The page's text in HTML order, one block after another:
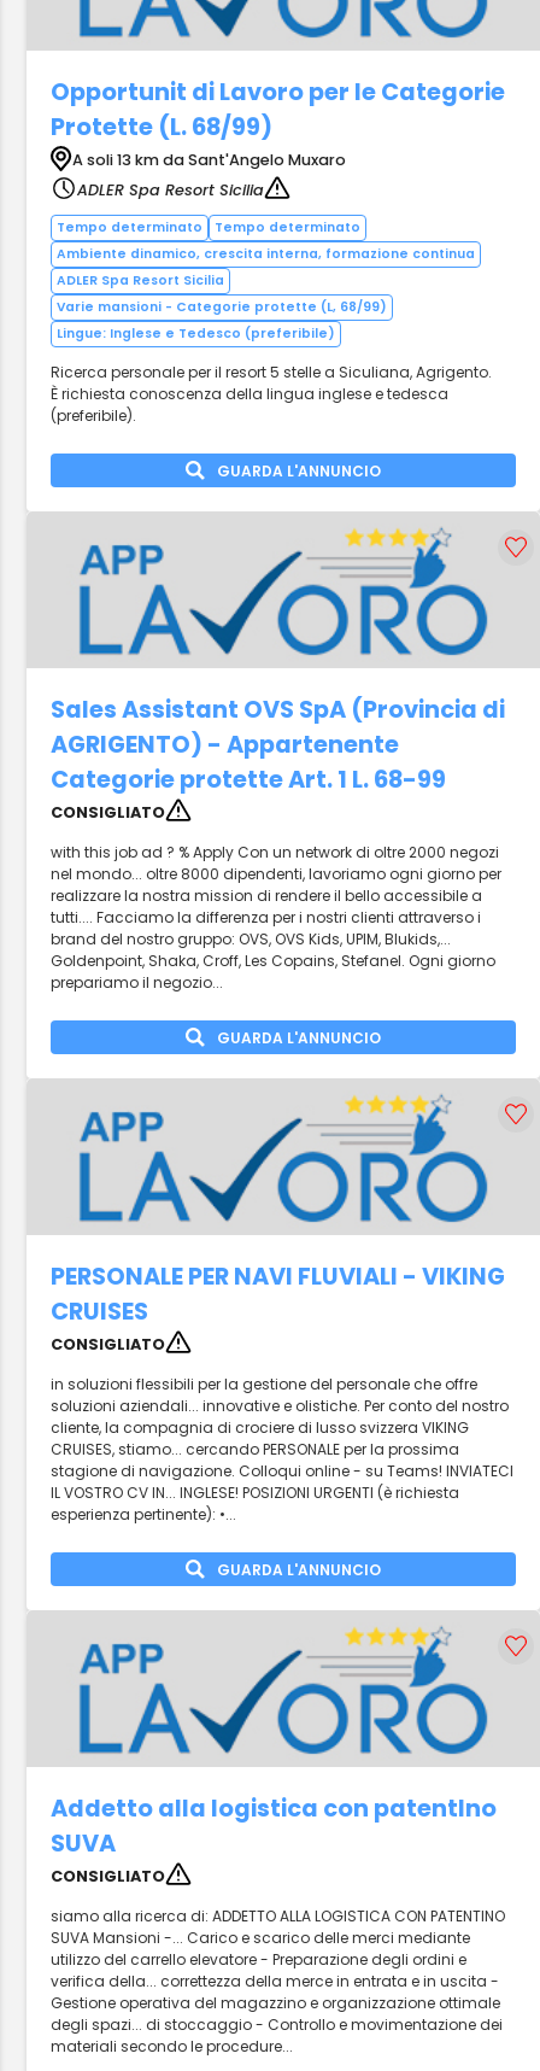
Opportunit di Lavoro per le Categorie
Protette (L. 68/99)
A soli 13 km da Sant'Angelo Muxaro
ADLER Spa Resort Sicilia
Tempo determinato
Tempo determinato
Ambiente dinamico, crescita interna, formazione continua
ADLER Spa Resort Sicilia
Varie mansioni - Categorie protette (L, 68/99)
Lingue: Inglese e Tedesco (preferibile)
Ricerca personale per il resort 5 stelle a Siculiana, Agrigento.
È richiesta conoscenza della lingua inglese e tedesca
(preferibile).
GUARDA L'ANNUNCIO
Sales Assistant OVS SpA (Provincia di
AGRIGENTO) - Appartenente
Categorie protette Art. 1 L. 68-99
CONSIGLIATO
with this job ad ? % Apply Con un network di oltre 2000 negozi
nel mondo... oltre 8000 dipendenti, lavoriamo ogni giorno per
realizzare la nostra mission di rendere il bello accessibile a
tutti.... Facciamo la differenza per i nostri clienti attraverso i
brand del nostro gruppo: OVS, OVS Kids, UPIM, Blukids,...
Goldenpoint, Shaka, Croff, Les Copains, Stefanel. Ogni giorno
prepariamo il negozio...
GUARDA L'ANNUNCIO
PERSONALE PER NAVI FLUVIALI - VIKING
CRUISES
CONSIGLIATO
in soluzioni flessibili per la gestione del personale che offre
soluzioni aziendali... innovative e olistiche. Per conto del nostro
cliente, la compagnia di crociere di lusso svizzera VIKING
CRUISES, stiamo... cercando PERSONALE per la prossima
stagione di navigazione. Colloqui online - su Teams! INVIATECI
IL VOSTRO CV IN... INGLESE! POSIZIONI URGENTI (è richiesta
esperienza pertinente): •...
GUARDA L'ANNUNCIO
Addetto alla logistica con patentIno
SUVA
CONSIGLIATO
siamo alla ricerca di: ADDETTO ALLA LOGISTICA CON PATENTINO
SUVA Mansioni -... Carico e scarico delle merci mediante
utilizzo del carrello elevatore - Preparazione degli ordini e
verifica della... correttezza della merce in entrata e in uscita -
Gestione operativa del magazzino e organizzazione ottimale
degli spazi... di stoccaggio - Controllo e movimentazione dei
materiali secondo le procedure...